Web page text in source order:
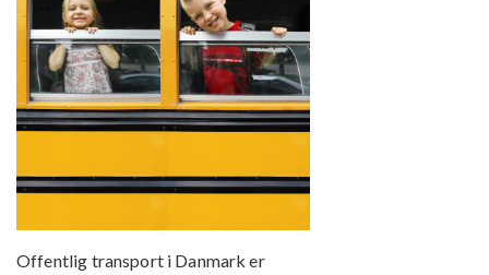
Offentlig transport i Danmark er